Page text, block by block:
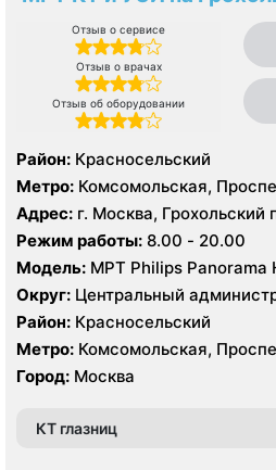
Отзыв о сервисе
Отзыв о врачах
Отзыв об оборудовании
Район: Красносельский
Метро: Комсомольская,
Адрес: г. Москва, Грохольский
Режим работы: 8.00 - 20.00
Модель: МРТ Philips Panorama HFO
Speed 64 среза, УЗИ Philips
Acuson S2000, GE Vivid E9
Округ: Центральный
Район: Красносельский
Метро: Комсомольская,
Город: Москва
КТ глазниц